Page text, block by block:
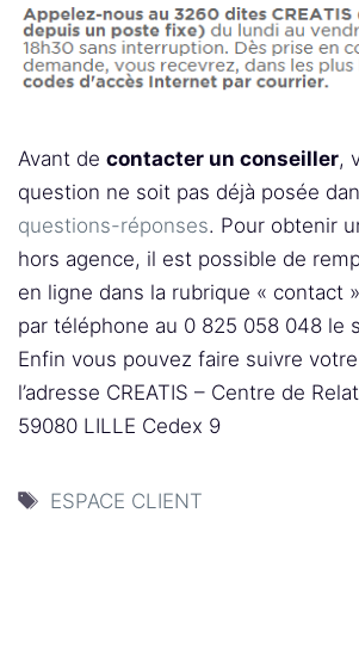
Avant de contacter un conseiller,
question ne soit pas déjà posée
questions-réponses. Pour obtenir
hors agence, il est possible de
en ligne dans la rubrique « contact
par téléphone au 0 825 058 048 le
Enfin vous pouvez faire suivre
l’adresse CREATIS – Centre de
59080 LILLE Cedex 9
Étiquettes
ESPACE CLIENT